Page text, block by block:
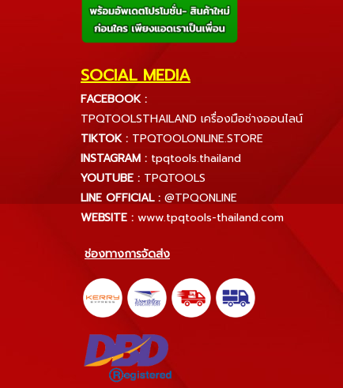
SOCIAL MEDIA
FACEBOOK :
TPQTOOLSTHAILAND เครื่องมือช่างออนไลน์
TIKTOK : TPQTOOLONLINE.STORE
INSTAGRAM : tpqtools.thailand
YOUTUBE : TPQTOOLS
LINE OFFICIAL : @TPQONLINE
WEBSITE : www.tpqtools-thailand.com
ช่องทางการจัดส่ง